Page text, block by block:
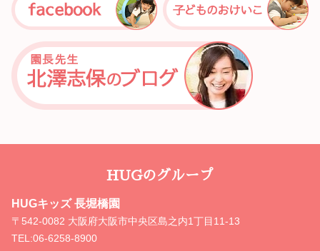
HUGのグループ
HUGキッズ 長堀橋園
〒542-0082 大阪府大阪市中央区島之内1丁目11-13
TEL:06-6258-8900